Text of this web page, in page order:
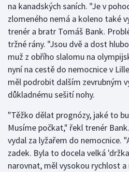
na kanadských saních. "Je v
zlomeného nemá a koleno také
trenér a bratr Tomáš Bank.
tržné rány. "Jsou dvě a dost
muž z obřího slalomu na
nyní na cestě do nemocnice v
měl podrobit dalším zevrubným
důkladnému sešití nohy.
"Těžko dělat prognózy, jaké to
Musíme počkat," řekl trenér
vydal za lyžařem do nemocnice.
zadek. Byla to docela velká
narovnat, měl vysokou rychlost